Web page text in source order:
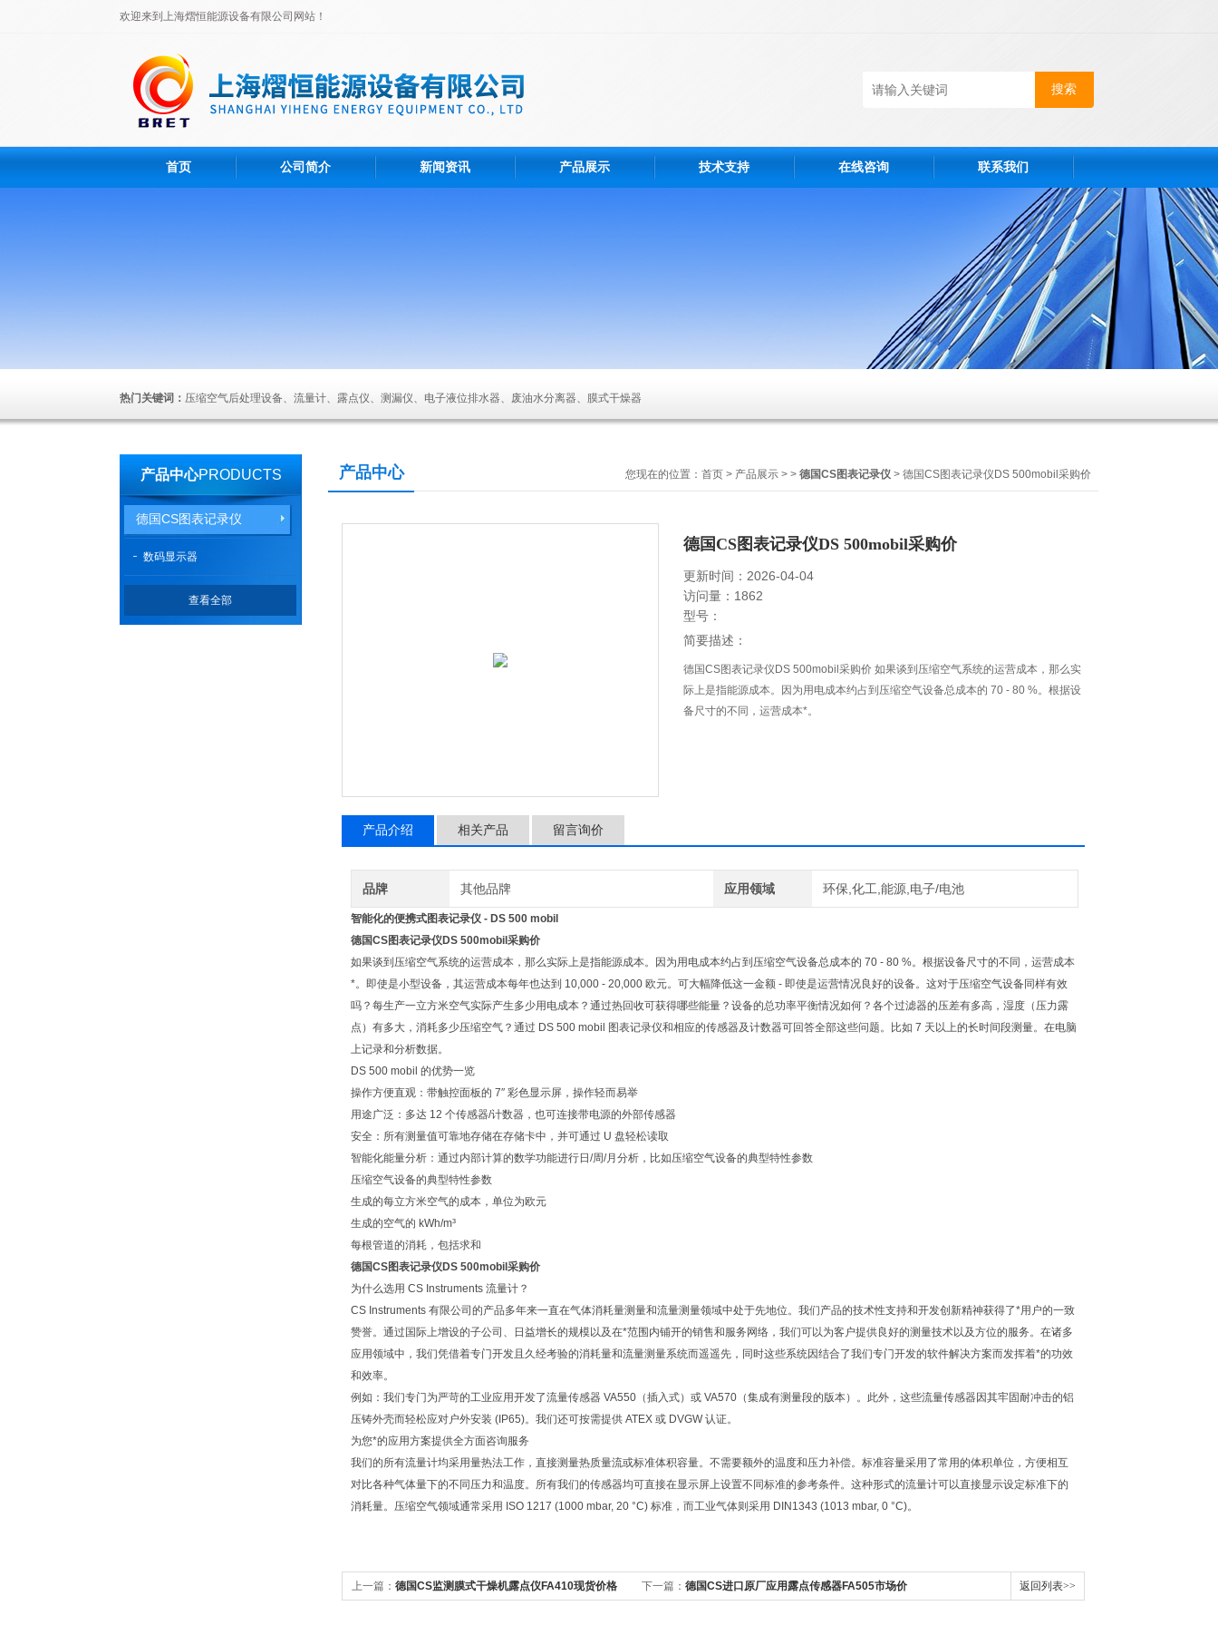
欢迎来到上海熠恒能源设备有限公司网站！
首页 公司简介 新闻资讯 产品展示 技术支持 在线咨询 联系我们
热门关键词： 压缩空气后处理设备、流量计、露点仪、测漏仪、电子液位排水器、废油水分离器、膜式干燥器
产品中心PRODUCTS
德国CS图表记录仪
数码显示器
查看全部
产品中心 您现在的位置： 首页 > 产品展示 > > 德国CS图表记录仪 > 德国CS图表记录仪DS 500mobil采购价
德国CS图表记录仪DS 500mobil采购价
更新时间：2026-04-04
访问量：1862
型号：
简要描述：
德国CS图表记录仪DS 500mobil采购价 如果谈到压缩空气系统的运营成本，那么实
际上是指能源成本。因为用电成本约占到压缩空气设备总成本的 70 - 80 %。根据设
备尺寸的不同，运营成本*。
产品介绍 相关产品 留言询价
品牌 其他品牌 应用领域 环保,化工,能源,电子/电池
智能化的便携式图表记录仪 - DS 500 mobil
德国CS图表记录仪DS 500mobil采购价
如果谈到压缩空气系统的运营成本，那么实际上是指能源成本。因为用电成本约占到压缩空气设备总成本的 70 - 80 %。根据设备尺寸的不同，运营成本
*。即使是小型设备，其运营成本每年也达到 10,000 - 20,000 欧元。可大幅降低这一金额 - 即使是运营情况良好的设备。这对于压缩空气设备同样有效
吗？每生产一立方米空气实际产生多少用电成本？通过热回收可获得哪些能量？设备的总功率平衡情况如何？各个过滤器的压差有多高，湿度（压力露
点）有多大，消耗多少压缩空气？通过 DS 500 mobil 图表记录仪和相应的传感器及计数器可回答全部这些问题。比如 7 天以上的长时间段测量。在电脑
上记录和分析数据。
DS 500 mobil 的优势一览
操作方便直观：带触控面板的 7″ 彩色显示屏，操作轻而易举
用途广泛：多达 12 个传感器/计数器，也可连接带电源的外部传感器
安全：所有测量值可靠地存储在存储卡中，并可通过 U 盘轻松读取
智能化能量分析：通过内部计算的数学功能进行日/周/月分析，比如压缩空气设备的典型特性参数
压缩空气设备的典型特性参数
生成的每立方米空气的成本，单位为欧元
生成的空气的 kWh/m³
每根管道的消耗，包括求和
德国CS图表记录仪DS 500mobil采购价
为什么选用 CS Instruments 流量计？
CS Instruments 有限公司的产品多年来一直在气体消耗量测量和流量测量领域中处于先地位。我们产品的技术性支持和开发创新精神获得了*用户的一致
赞誉。通过国际上增设的子公司、日益增长的规模以及在*范围内铺开的销售和服务网络，我们可以为客户提供良好的测量技术以及方位的服务。在诸多
应用领域中，我们凭借着专门开发且久经考验的消耗量和流量测量系统而遥遥先，同时这些系统因结合了我们专门开发的软件解决方案而发挥着*的功效
和效率。
例如：我们专门为严苛的工业应用开发了流量传感器 VA550（插入式）或 VA570（集成有测量段的版本）。此外，这些流量传感器因其牢固耐冲击的铝
压铸外壳而轻松应对户外安装 (IP65)。我们还可按需提供 ATEX 或 DVGW 认证。
为您*的应用方案提供全方面咨询服务
我们的所有流量计均采用量热法工作，直接测量热质量流或标准体积容量。不需要额外的温度和压力补偿。标准容量采用了常用的体积单位，方便相互
对比各种气体量下的不同压力和温度。所有我们的传感器均可直接在显示屏上设置不同标准的参考条件。这种形式的流量计可以直接显示设定标准下的
消耗量。压缩空气领域通常采用 ISO 1217 (1000 mbar, 20 °C) 标准，而工业气体则采用 DIN1343 (1013 mbar, 0 °C)。
上一篇： 德国CS监测膜式干燥机露点仪FA410现货价格 下一篇： 德国CS进口原厂应用露点传感器FA505市场价 返回列表>>